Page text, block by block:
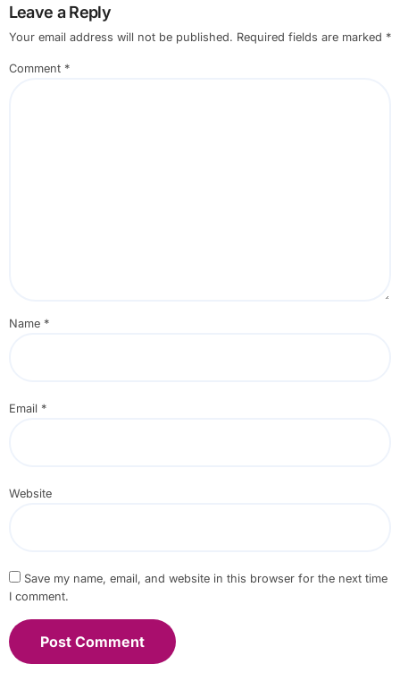
Leave a Reply
Your email address will not be published. Required fields are marked *
Comment *
Name *
Email *
Website
Save my name, email, and website in this browser for the next time
I comment.